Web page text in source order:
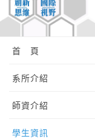
首 頁
系所介紹
師資介紹
學生資訊